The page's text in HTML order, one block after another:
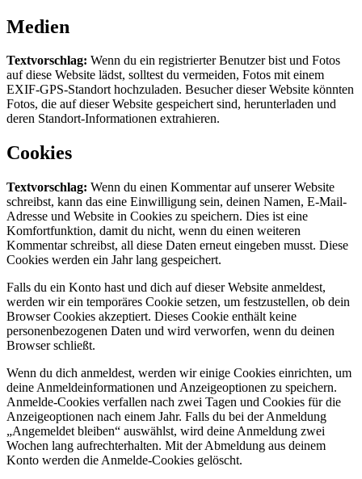
Medien
Textvorschlag: Wenn du ein registrierter Benutzer bist und Fotos
auf diese Website lädst, solltest du vermeiden, Fotos mit einem
EXIF-GPS-Standort hochzuladen. Besucher dieser Website könnten
Fotos, die auf dieser Website gespeichert sind, herunterladen und
deren Standort-Informationen extrahieren.
Cookies
Textvorschlag: Wenn du einen Kommentar auf unserer Website
schreibst, kann das eine Einwilligung sein, deinen Namen, E-Mail-
Adresse und Website in Cookies zu speichern. Dies ist eine
Komfortfunktion, damit du nicht, wenn du einen weiteren
Kommentar schreibst, all diese Daten erneut eingeben musst. Diese
Cookies werden ein Jahr lang gespeichert.
Falls du ein Konto hast und dich auf dieser Website anmeldest,
werden wir ein temporäres Cookie setzen, um festzustellen, ob dein
Browser Cookies akzeptiert. Dieses Cookie enthält keine
personenbezogenen Daten und wird verworfen, wenn du deinen
Browser schließt.
Wenn du dich anmeldest, werden wir einige Cookies einrichten, um
deine Anmeldeinformationen und Anzeigeoptionen zu speichern.
Anmelde-Cookies verfallen nach zwei Tagen und Cookies für die
Anzeigeoptionen nach einem Jahr. Falls du bei der Anmeldung
„Angemeldet bleiben“ auswählst, wird deine Anmeldung zwei
Wochen lang aufrechterhalten. Mit der Abmeldung aus deinem
Konto werden die Anmelde-Cookies gelöscht.